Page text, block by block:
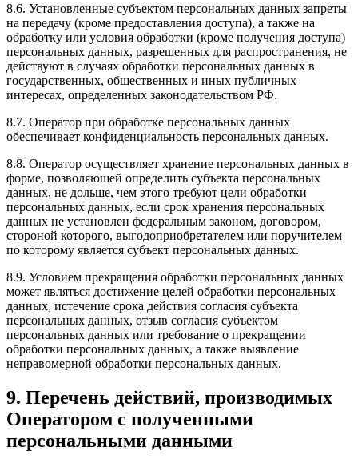
8.6. Установленные субъектом персональных данных запреты
на передачу (кроме предоставления доступа), а также на
обработку или условия обработки (кроме получения доступа)
персональных данных, разрешенных для распространения, не
действуют в случаях обработки персональных данных в
государственных, общественных и иных публичных
интересах, определенных законодательством РФ.
8.7. Оператор при обработке персональных данных
обеспечивает конфиденциальность персональных данных.
8.8. Оператор осуществляет хранение персональных данных в
форме, позволяющей определить субъекта персональных
данных, не дольше, чем этого требуют цели обработки
персональных данных, если срок хранения персональных
данных не установлен федеральным законом, договором,
стороной которого, выгодоприобретателем или поручителем
по которому является субъект персональных данных.
8.9. Условием прекращения обработки персональных данных
может являться достижение целей обработки персональных
данных, истечение срока действия согласия субъекта
персональных данных, отзыв согласия субъектом
персональных данных или требование о прекращении
обработки персональных данных, а также выявление
неправомерной обработки персональных данных.
9. Перечень действий, производимых
Оператором с полученными
персональными данными